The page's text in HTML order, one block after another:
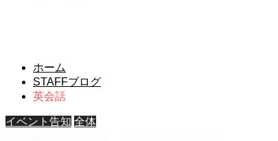
ホーム
STAFFブログ
英会話
イベント告知 全体